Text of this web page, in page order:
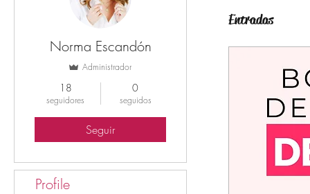
Entradas
Norma Escandón
Administrador
18
seguidores
0
seguidos
Seguir
Profile